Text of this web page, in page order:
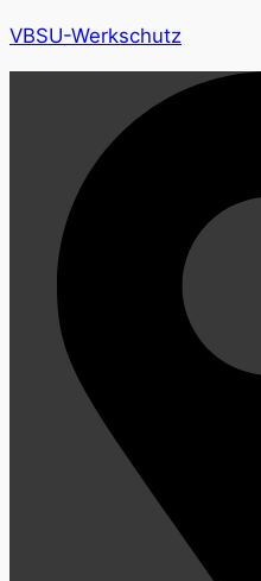
VBSU-Werkschutz